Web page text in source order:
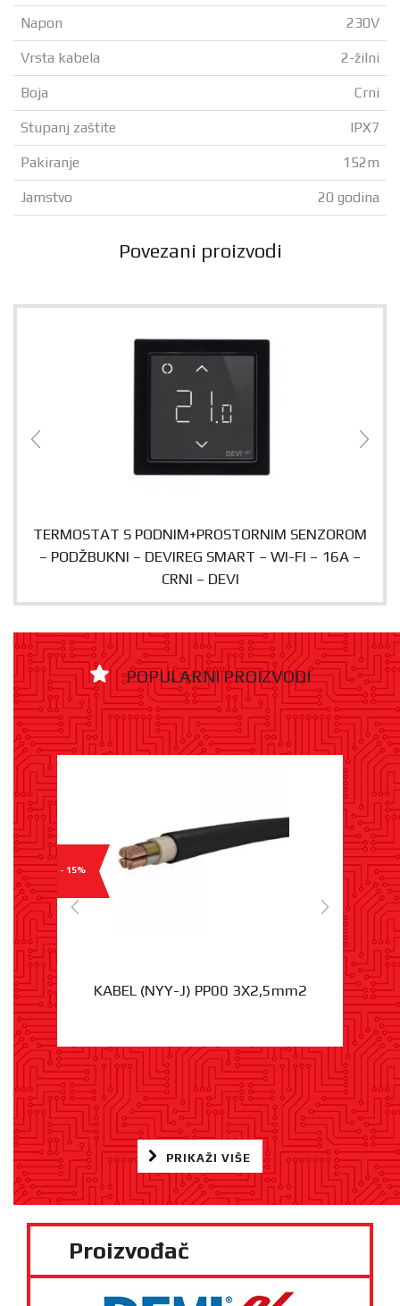
Proizvođač
Napon 230V
Vrsta kabela 2-žilni
Boja Crni
Stupanj zaštite IPX7
Pakiranje 152m
Jamstvo 20 godina
Povezani proizvodi
TERMOSTAT S PODNIM+PROSTORNIM SENZOROM
– PODŽBUKNI – DEVIREG SMART – WI-FI – 16A –
CRNI – DEVI
POPULARNI PROIZVODI
- 15%
KABEL (NYY-J) PP00 3X2,5mm2
PRIKAŽI VIŠE